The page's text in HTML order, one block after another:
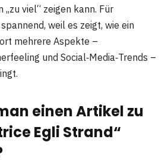
viel“ zeigen kann. Für
weil es zeigt, wie ein
mehrere Aspekte –
und Social‑Media‑Trends –
einen Artikel zu
Egli Strand“